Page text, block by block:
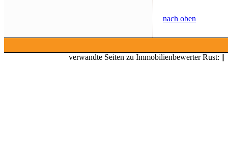
nach oben
verwandte Seiten zu Immobilienbewerter Rust: ||